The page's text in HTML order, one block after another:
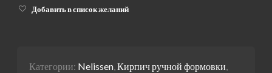
Добавить в список желаний
Категории: Nelissen,Кирпич ручной формовки,